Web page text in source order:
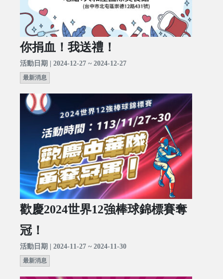
你捐血！我送禮！
活動日期 | 2024-12-27 ~ 2024-12-27
最新消息
歡慶2024世界12強棒球錦標賽奪
冠！
活動日期 | 2024-11-27 ~ 2024-11-30
最新消息